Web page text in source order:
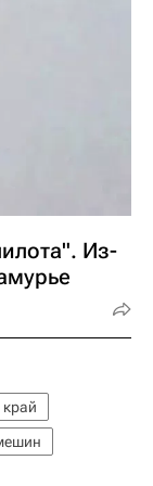
Из-